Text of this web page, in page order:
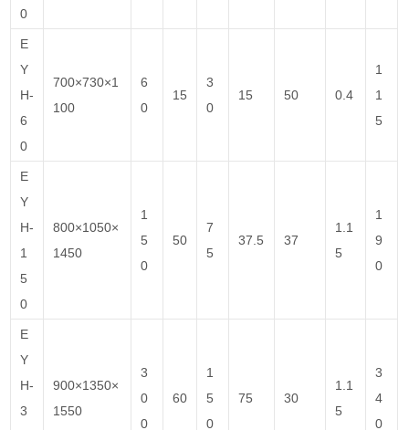
0
E
Y
H-
6
0
700×730×1
100
6
0
15
3
0
15 50 0.4
1
1
5
E
Y
H-
1
5
0
800×1050×
1450
1
5
0
50
7
5
37.5 37
1.1
5
1
9
0
E
Y
H-
3
900×1350×
1550
3
0
0
60
1
5
0
75 30
1.1
5
3
4
0